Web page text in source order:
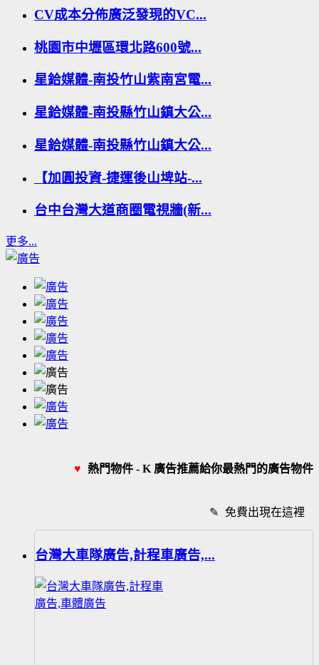
CV成本分佈廣泛發現的VC...
桃園市中壢區環北路600號...
星鉿媒體-南投竹山紫南宮電...
星鉿媒體-南投縣竹山鎮大公...
星鉿媒體-南投縣竹山鎮大公...
【加圓投資-捷運後山埤站-...
台中台灣大道商圈電視牆(新...
更多...
♥ 熱門物件 - K 廣告推薦給你最熱門的廣告物件
✎ 免費出現在這裡
台灣大車隊廣告,計程車廣告,...